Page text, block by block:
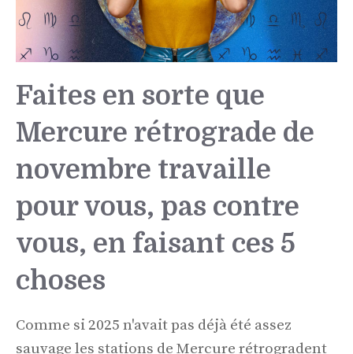
Faites en sorte que
Mercure rétrograde de
novembre travaille
pour vous, pas contre
vous, en faisant ces 5
choses
Comme si 2025 n'avait pas déjà été assez
sauvage les stations de Mercure rétrogradent